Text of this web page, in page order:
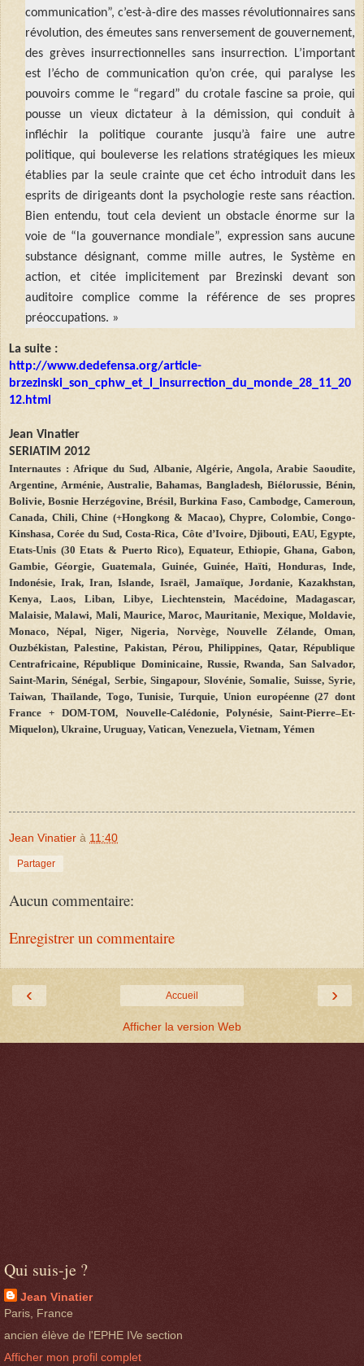
communication”, c’est-à-dire des masses révolutionnaires sans
révolution, des émeutes sans renversement de gouvernement,
des grèves insurrectionnelles sans insurrection. L’important
est l’écho de communication qu’on crée, qui paralyse les
pouvoirs comme le “regard” du crotale fascine sa proie, qui
pousse un vieux dictateur à la démission, qui conduit à
infléchir la politique courante jusqu’à faire une autre
politique, qui bouleverse les relations stratégiques les mieux
établies par la seule crainte que cet écho introduit dans les
esprits de dirigeants dont la psychologie reste sans réaction.
Bien entendu, tout cela devient un obstacle énorme sur la
voie de “la gouvernance mondiale”, expression sans aucune
substance désignant, comme mille autres, le Système en
action, et citée implicitement par Brezinski devant son
auditoire complice comme la référence de ses propres
préoccupations. »
La suite :
http://www.dedefensa.org/article-
brzezinski_son_cphw_et_l_insurrection_du_monde_28_11_20
12.html
Jean Vinatier
SERIATIM 2012
Internautes : Afrique du Sud, Albanie, Algérie, Angola, Arabie Saoudite,
Argentine, Arménie, Australie, Bahamas, Bangladesh, Biélorussie, Bénin,
Bolivie, Bosnie Herzégovine, Brésil, Burkina Faso, Cambodge, Cameroun,
Canada, Chili, Chine (+Hongkong & Macao), Chypre, Colombie, Congo-
Kinshasa, Corée du Sud, Costa-Rica, Côte d’Ivoire, Djibouti, EAU, Egypte,
Etats-Unis (30 Etats & Puerto Rico), Equateur, Ethiopie, Ghana, Gabon,
Gambie, Géorgie, Guatemala, Guinée, Guinée, Haïti, Honduras, Inde,
Indonésie, Irak, Iran, Islande, Israël, Jamaïque, Jordanie, Kazakhstan,
Kenya, Laos, Liban, Libye, Liechtenstein, Macédoine, Madagascar,
Malaisie, Malawi, Mali, Maurice, Maroc, Mauritanie, Mexique, Moldavie,
Monaco, Népal, Niger, Nigeria, Norvège, Nouvelle Zélande, Oman,
Ouzbékistan, Palestine, Pakistan, Pérou, Philippines, Qatar, République
Centrafricaine, République Dominicaine, Russie, Rwanda, San Salvador,
Saint-Marin, Sénégal, Serbie, Singapour, Slovénie, Somalie, Suisse, Syrie,
Taiwan, Thaïlande, Togo, Tunisie, Turquie, Union européenne (27 dont
France + DOM-TOM, Nouvelle-Calédonie, Polynésie, Saint-Pierre–Et-
Miquelon), Ukraine, Uruguay, Vatican, Venezuela, Vietnam, Yémen
Jean Vinatier à 11:40
Partager
Aucun commentaire:
Enregistrer un commentaire
‹ ›
Accueil
Afficher la version Web
Qui suis-je ?
Jean Vinatier
Paris, France
ancien élève de l'EPHE IVe section
Afficher mon profil complet